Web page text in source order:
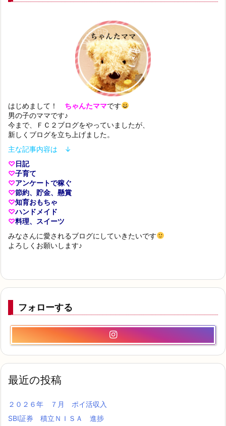
はじめまして！ ちゃんたママです
男の子のママです♪
今まで、ＦＣ２ブログをやっていましたが、
新しくブログを立ち上げました。
主な記事内容は ↓
♡日記
♡子育て
♡アンケートで稼ぐ
♡節約、貯金、懸賞
♡知育おもちゃ
♡ハンドメイド
♡料理、スイーツ
みなさんに愛されるブログにしていきたいです
よろしくお願いします♪
フォローする
最近の投稿
２０２６年 ７月 ポイ活収入
SBI証券 積立ＮＩＳＡ 進捗